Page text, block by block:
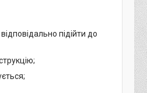
підійти до